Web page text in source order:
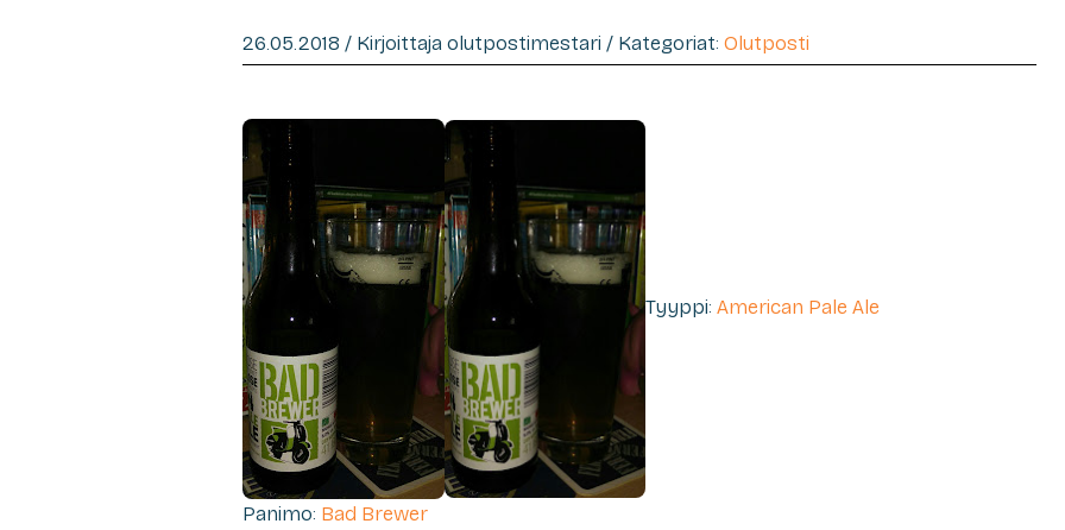
26.05.2018 / Kirjoittaja olutpostimestari / Kategoriat: Olutposti
Tyyppi: American Pale Ale
Panimo: Bad Brewer